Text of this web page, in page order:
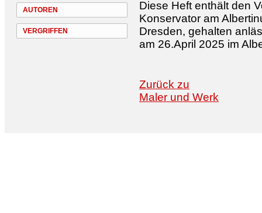
AUTOREN
VERGRIFFEN
Diese Heft enthält den
Konservator am
Dresden, gehalten
am 26.April 2025 im
Zurück zu
Maler und Werk